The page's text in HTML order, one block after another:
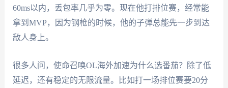
60ms以内，丢包率几乎为零。现在他打排位赛，经常能
拿到MVP，因为钢枪的时候，他的子弹总能先一步到达
敌人身上。
很多人问，使命召唤OL海外加速为什么选番茄？除了低
延迟，还有稳定的无限流量。比如打一场排位赛要20分